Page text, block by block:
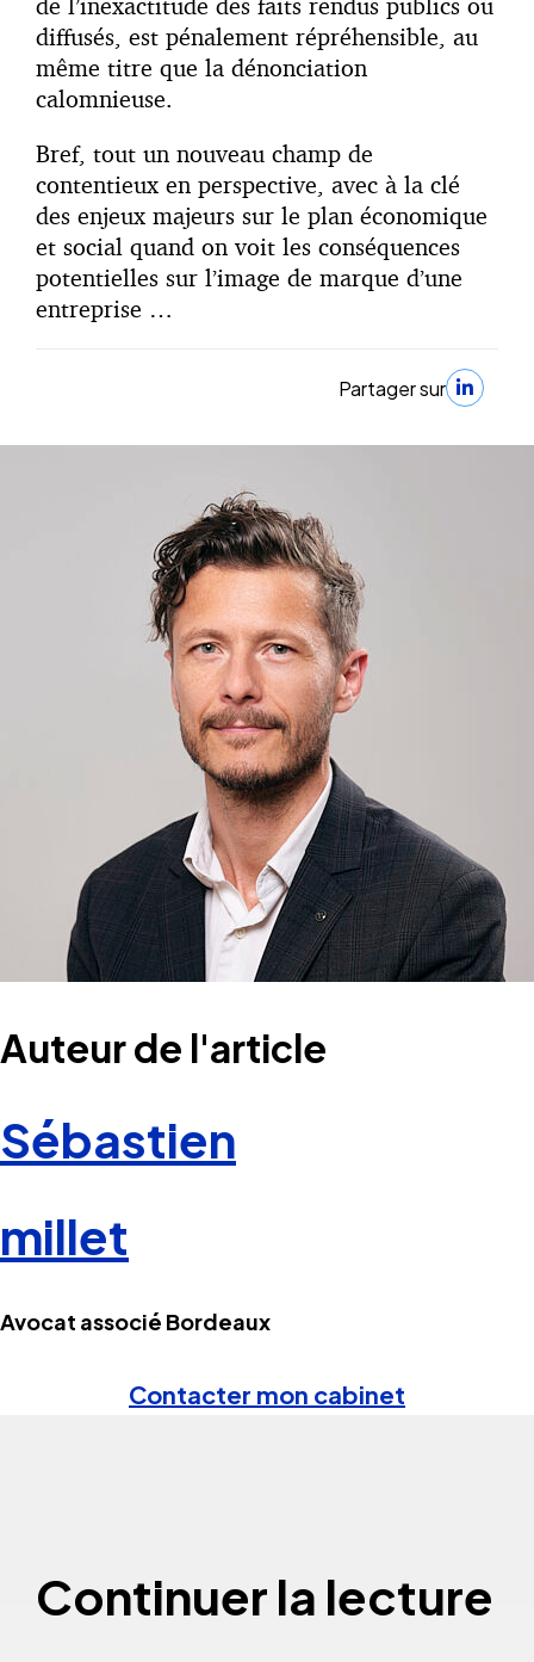
diffusés, est pénalement répréhensible, au
même titre que la dénonciation
calomnieuse.
Bref, tout un nouveau champ de
contentieux en perspective, avec à la clé
des enjeux majeurs sur le plan économique
et social quand on voit les conséquences
potentielles sur l’image de marque d’une
entreprise …
Partager sur
Auteur de l'article
Sébastien
millet
Avocat associé Bordeaux
Contacter mon cabinet
Continuer la lecture